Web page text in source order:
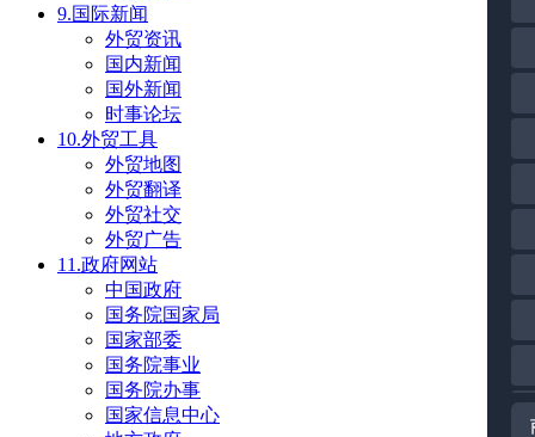
9.国际新闻
外贸资讯
国内新闻
国外新闻
时事论坛
10.外贸工具
外贸地图
外贸翻译
外贸社交
外贸广告
11.政府网站
中国政府
国务院国家局
国家部委
国务院事业
国务院办事
国家信息中心